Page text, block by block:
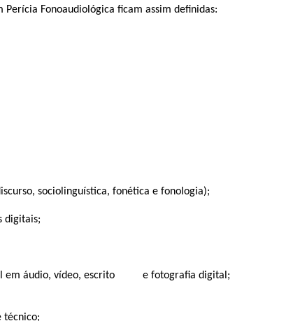
Fonoaudiológica ficam assim definidas:
sociolinguística, fonética e fonologia);
digitais;
em áudio, vídeo, escrito
e fotografia digital;
técnico;